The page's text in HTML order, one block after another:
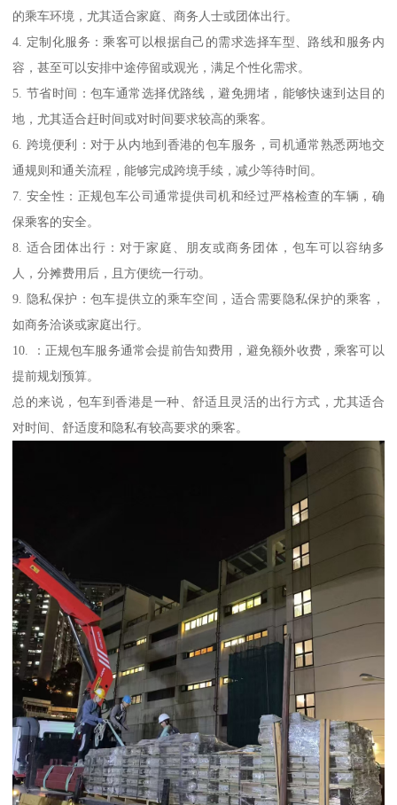
的乘车环境，尤其适合家庭、商务人士或团体出行。
4. 定制化服务：乘客可以根据自己的需求选择车型、路线和服务内
容，甚至可以安排中途停留或观光，满足个性化需求。
5. 节省时间：包车通常选择优路线，避免拥堵，能够快速到达目的
地，尤其适合赶时间或对时间要求较高的乘客。
6. 跨境便利：对于从内地到香港的包车服务，司机通常熟悉两地交
通规则和通关流程，能够完成跨境手续，减少等待时间。
7. 安全性：正规包车公司通常提供司机和经过严格检查的车辆，确
保乘客的安全。
8. 适合团体出行：对于家庭、朋友或商务团体，包车可以容纳多
人，分摊费用后，且方便统一行动。
9. 隐私保护：包车提供立的乘车空间，适合需要隐私保护的乘客，
如商务洽谈或家庭出行。
10. ：正规包车服务通常会提前告知费用，避免额外收费，乘客可以
提前规划预算。
总的来说，包车到香港是一种、舒适且灵活的出行方式，尤其适合
对时间、舒适度和隐私有较高要求的乘客。